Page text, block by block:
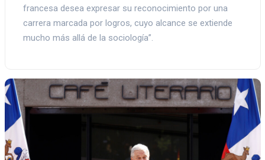
francesa desea expresar su reconocimiento por una
carrera marcada por logros, cuyo alcance se extiende
mucho más allá de la sociología”.